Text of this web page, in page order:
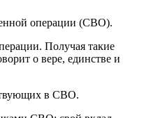
операции (СВО).
Получая такие
о вере, единстве и
в СВО.